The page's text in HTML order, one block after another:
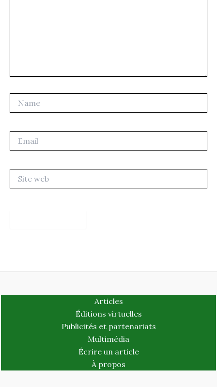
web
Articles
Éditions virtuelles
Publicités et partenariats
Multimédia
Écrire un article
À propos